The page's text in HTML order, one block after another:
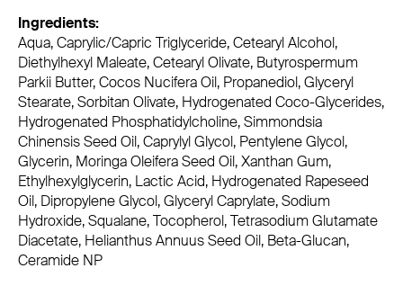
Ingredients:
Aqua, Caprylic/Capric Triglyceride, Cetearyl Alcohol,
Diethylhexyl Maleate, Cetearyl Olivate, Butyrospermum
Parkii Butter, Cocos Nucifera Oil, Propanediol, Glyceryl
Stearate, Sorbitan Olivate, Hydrogenated Coco-Glycerides,
Hydrogenated Phosphatidylcholine, Simmondsia
Chinensis Seed Oil, Caprylyl Glycol, Pentylene Glycol,
Glycerin, Moringa Oleifera Seed Oil, Xanthan Gum,
Ethylhexylglycerin, Lactic Acid, Hydrogenated Rapeseed
Oil, Dipropylene Glycol, Glyceryl Caprylate, Sodium
Hydroxide, Squalane, Tocopherol, Tetrasodium Glutamate
Diacetate, Helianthus Annuus Seed Oil, Beta-Glucan,
Ceramide NP